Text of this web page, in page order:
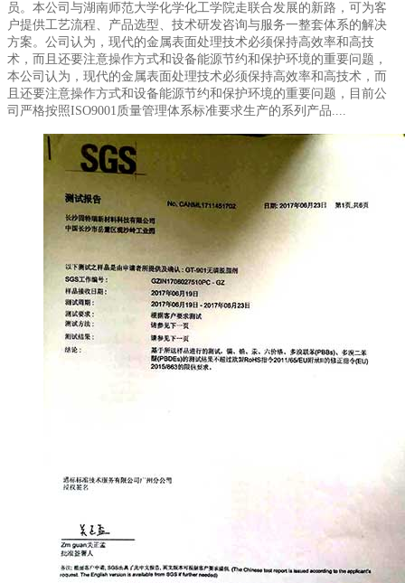
员。本公司与湖南师范大学化学化工学院走联合发展的新路，可为客
户提供工艺流程、产品选型、技术研发咨询与服务一整套体系的解决
方案。公司认为，现代的金属表面处理技术必须保持高效率和高技
术，而且还要注意操作方式和设备能源节约和保护环境的重要问题，
本公司认为，现代的金属表面处理技术必须保持高效率和高技术，而
且还要注意操作方式和设备能源节约和保护环境的重要问题，目前公
司严格按照ISO9001质量管理体系标准要求生产的系列产品....